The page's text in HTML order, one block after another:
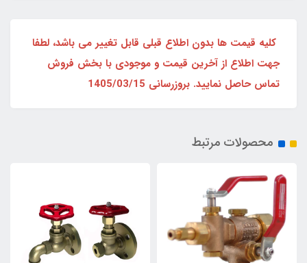
کلیه قیمت ها بدون اطلاع قبلی قابل تغییر می باشد، لطفا
جهت اطلاع از آخرین قیمت و موجودی با بخش فروش
تماس حاصل نمایید. بروزرسانی 1405/03/15
محصولات مرتبط